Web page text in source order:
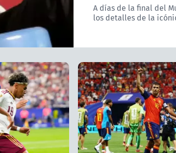
A días de la final del
los detalles de la